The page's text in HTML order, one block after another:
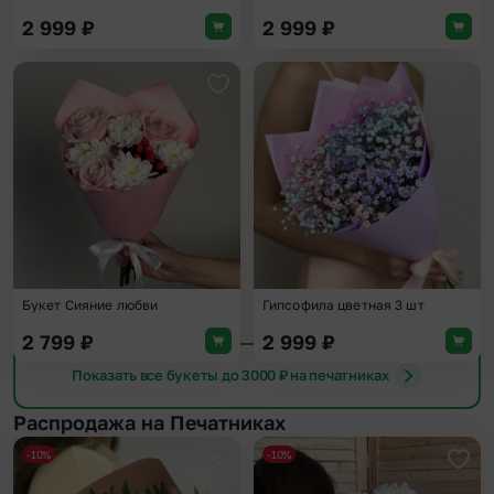
2 999 ₽ 2 999 ₽
Добавить в избранное
Букет Сияние любви
2 799 ₽
Гипсофила цветная 3 шт
2 999 ₽
Показать все букеты до 3000 ₽ на печатниках
Распродажа на Печатниках
Добавить в избранное
-10% -10%